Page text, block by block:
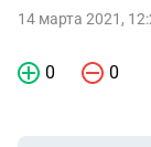
14 марта 2021,
0 0